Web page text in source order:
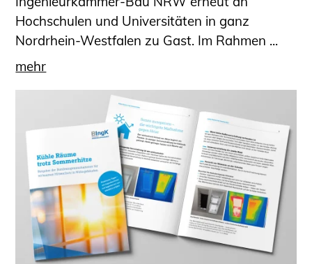
Hochschulen und Universitäten in ganz
Nordrhein-Westfalen zu Gast. Im Rahmen ...
mehr